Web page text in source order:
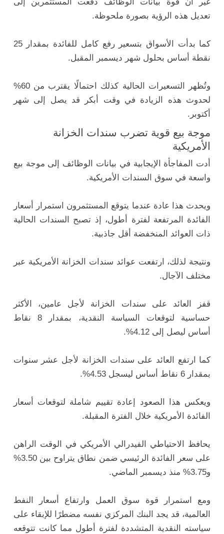
غير أن قوة بيانات الوظائف دفعت المستثمرين إلى
تعديل هذه الرؤية بصورة ملحوظة.
كما بدأت الأسواق بتسعير رفع كامل للفائدة بمقدار 25
نقطة أساس بحلول شهر ديسمبر المقبل.
وتُظهر التسعيرات الحالية كذلك احتمالًا يقترب من 60%
لحدوث هذه الزيادة في وقت أبكر قد يصل إلى شهر
أكتوبر.
موجة بيع قوية تضرب سندات الخزانة
الأمريكية
أدت المفاجأة الإيجابية في بيانات الوظائف إلى موجة بيع
واسعة في سوق السندات الأمريكية.
ويحدث هذا عادة عندما يتوقع المستثمرون استمرار أسعار
الفائدة المرتفعة لفترة أطول، إذ تصبح السندات الحالية
ذات العوائد المنخفضة أقل جاذبية.
ونتيجة لذلك، ارتفعت عوائد سندات الخزانة الأمريكية عبر
مختلف الآجال.
قفز العائد على سندات الخزانة لأجل عامين، الأكثر
حساسية لتوقعات السياسة النقدية، بمقدار 8 نقاط
أساس ليصل إلى 4.12%.
كما ارتفع العائد على سندات الخزانة لأجل عشر سنوات
بمقدار 6 نقاط أساس ليسجل 4.53%.
ويعكس هذا الصعود إعادة تقييم شاملة لتوقعات أسعار
الفائدة الأمريكية خلال الفترة المقبلة.
يحافظ الاحتياطي الفيدرالي الأمريكي في الوقت الراهن
على سعر الفائدة الرئيسي ضمن نطاق يتراوح بين 3.50%
و3.75% منذ ديسمبر الماضي.
ومع استمرار قوة سوق العمل وارتفاع أسعار النفط
العالمية، قد يجد البنك المركزي نفسه مضطرًا للإبقاء على
سياسته النقدية المتشددة لفترة أطول مما كانت تتوقعه